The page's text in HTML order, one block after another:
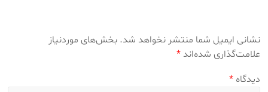
نشانی ایمیل شما منتشر نخواهد شد. بخش‌های موردنیاز
علامت‌گذاری شده‌اند*
دیدگاه*